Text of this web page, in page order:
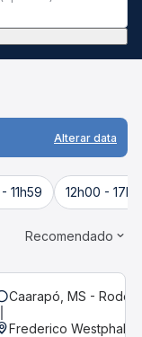
Alterar data
11h59 12h00 -
Recomendado
Caarapó, MS -
Frederico